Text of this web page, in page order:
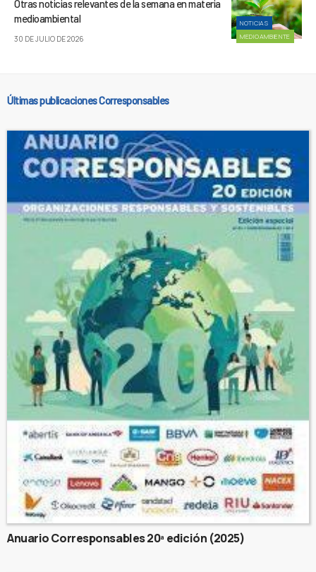
NOTICIAS
MEDIOAMBIENTE
Otras noticias relevantes de la semana en materia
medioambiental
30 DE JULIO DE 2026
Últimas publicaciones Corresponsables
Anuario Corresponsables 20ª edición (2025)